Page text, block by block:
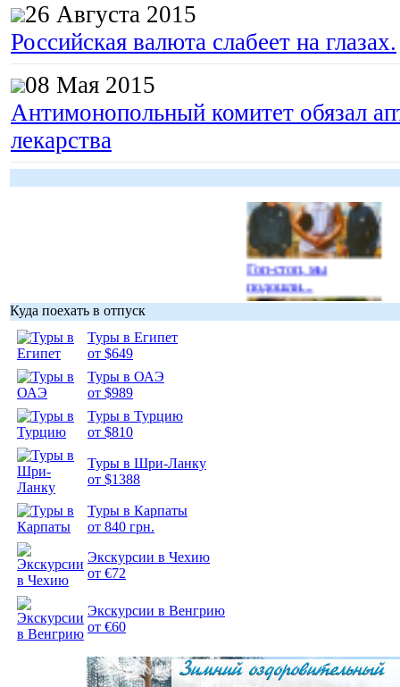
26 Августа 2015
Российская валюта слабеет на глазах.
08 Мая 2015
Антимонопольный комитет обязал
лекарства
Гоп-стоп, мы
подошли...
Куда поехать в отпуск
Туры в Египет
от $649
Туры в ОАЭ
от $989
Туры в Турцию
от $810
Туры в Шри-Ланку
от $1388
Туры в Карпаты
от 840 грн.
Экскурсии в Чехию
от €72
Экскурсии в Венгрию
от €60